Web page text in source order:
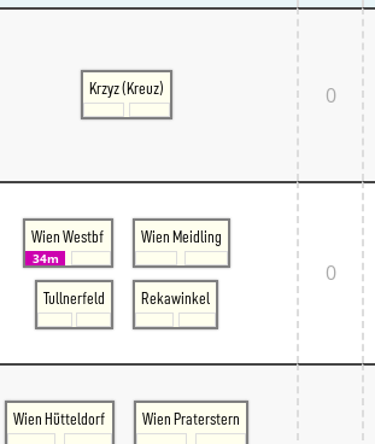
Krzyz (Kreuz) 0
Wien Westbf
34m
Wien Meidling
Tullnerfeld Rekawinkel
0
Wien Hütteldorf Wien Praterstern